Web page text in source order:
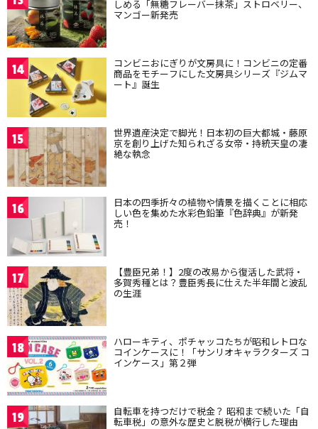
しめる「無糖フレーバー抹茶」ストロベリー、
マンゴー新発売
14 コンビニおにぎりが文房具に！コンビニの定番
商品をモチーフにした文房具シリーズ『ジムマ
ート』誕生
15 世界遺産決定で脚光！日本初の巨大都城・藤原
京を創り上げた知られざる女帝・持統天皇の凄
絶な執念
16 日本の四季折々の植物や情景を描くことに相応
しい色を集めた水彩色鉛筆『色辞典』が新発
売！
17 【豊臣兄弟！】2度の改易から復活した武将・
多賀秀種とは？豊臣秀長に仕えた半年間と波乱
の生涯
18 ハローキティ、ポチャッコたちが昭和レトロな
コインケースに！「サンリオキャラクターズ コ
インケース」第２弾
19 自転車を持つだけで税金？ 昭和まで続いた「自
転車税」の意外な歴史と脱税が横行した理由